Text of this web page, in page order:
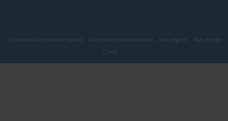
Conditions Générales de Ventes- Politique de confidentialité - Infos légales- Plan du site
Clikeo